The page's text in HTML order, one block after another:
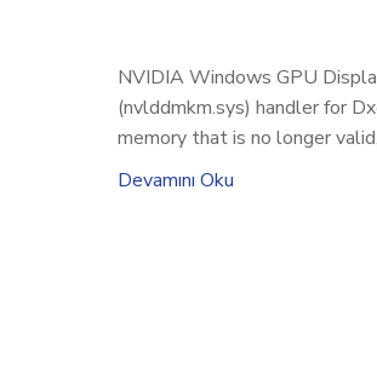
NVIDIA Windows GPU
(nvlddmkm.sys) handler for
memory that is no longer
Devamını Oku